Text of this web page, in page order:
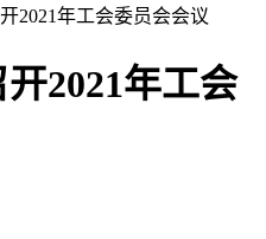
2021年工会委员会会议
2021年工会